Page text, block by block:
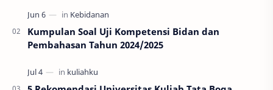
Kumpulan Soal Uji Kompetensi Bidan dan
Pembahasan Tahun 2024/2025